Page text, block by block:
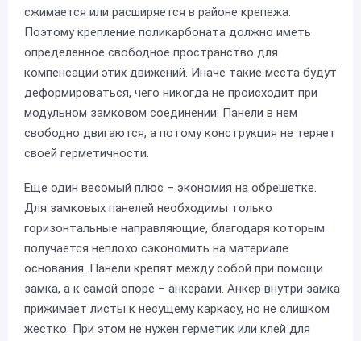
сжимается или расширяется в районе крепежа.
Поэтому крепление поликарбоната должно иметь
определенное свободное пространство для
компенсации этих движений. Иначе такие места будут
деформироваться, чего никогда не происходит при
модульном замковом соединении. Панели в нем
свободно двигаются, а потому конструкция не теряет
своей герметичности.
Еще один весомый плюс – экономия на обрешетке.
Для замковых панелей необходимы только
горизонтальные направляющие, благодаря которым
получается неплохо сэкономить на материале
основания. Панели крепят между собой при помощи
замка, а к самой опоре – анкерами. Анкер внутри замка
прижимает листы к несущему каркасу, но не слишком
жестко. При этом не нужен герметик или клей для